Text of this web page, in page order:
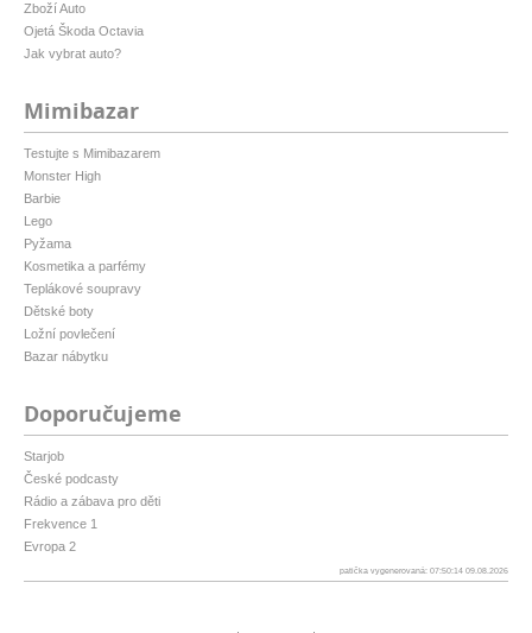
Zboží Auto
Ojetá Škoda Octavia
Jak vybrat auto?
Mimibazar
Testujte s Mimibazarem
Monster High
Barbie
Lego
Pyžama
Kosmetika a parfémy
Teplákové soupravy
Dětské boty
Ložní povlečení
Bazar nábytku
Doporučujeme
Starjob
České podcasty
Rádio a zábava pro děti
Frekvence 1
Evropa 2
patička vygenerovaná: 07:50:14 09.08.2026